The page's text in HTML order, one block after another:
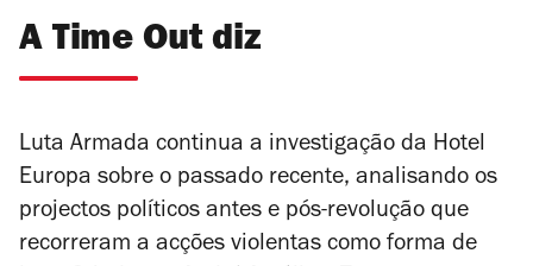
A Time Out diz
Luta Armada continua a investigação da Hotel
Europa sobre o passado recente, analisando os
projectos políticos antes e pós-revolução que
recorreram a acções violentas como forma de